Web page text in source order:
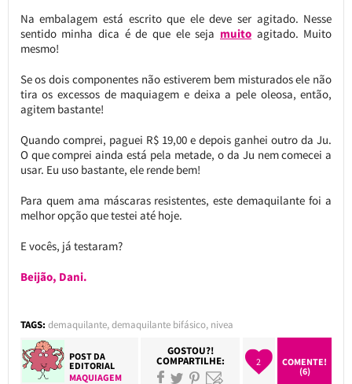
Na embalagem está escrito que ele deve ser agitado. Nesse
sentido minha dica é de que ele seja muito agitado. Muito
mesmo!
Se os dois componentes não estiverem bem misturados ele não
tira os excessos de maquiagem e deixa a pele oleosa, então,
agitem bastante!
Quando comprei, paguei R$ 19,00 e depois ganhei outro da Ju.
O que comprei ainda está pela metade, o da Ju nem comecei a
usar. Eu uso bastante, ele rende bem!
Para quem ama máscaras resistentes, este demaquilante foi a
melhor opção que testei até hoje.
E vocês, já testaram?
Beijão, Dani.
TAGS: demaquilante,demaquilante bifásico, nivea
POST DA
EDITORIAL
MAQUIAGEM
GOSTOU?!
COMPARTILHE: 2
COMENTE!
(6)